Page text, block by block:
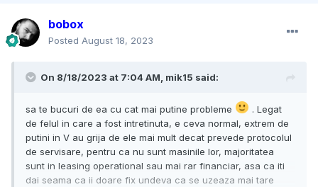
bobox
Posted August 18, 2023
On 8/18/2023 at 7:04 AM, mik15 said:
sa te bucuri de ea cu cat mai putine probleme
. Legat
de felul in care a fost intretinuta, e ceva normal, extrem de
putini in V au grija de ele mai mult decat prevede protocolul
de servisare, pentru ca nu sunt masinile lor, majoritatea
sunt in leasing operational sau mai rar financiar, asa ca iti
dai seama ca ii doare fix undeva ca se uzeaza mai tare